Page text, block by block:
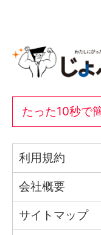
たった10秒で
利用規約
会社概要
サイトマップ